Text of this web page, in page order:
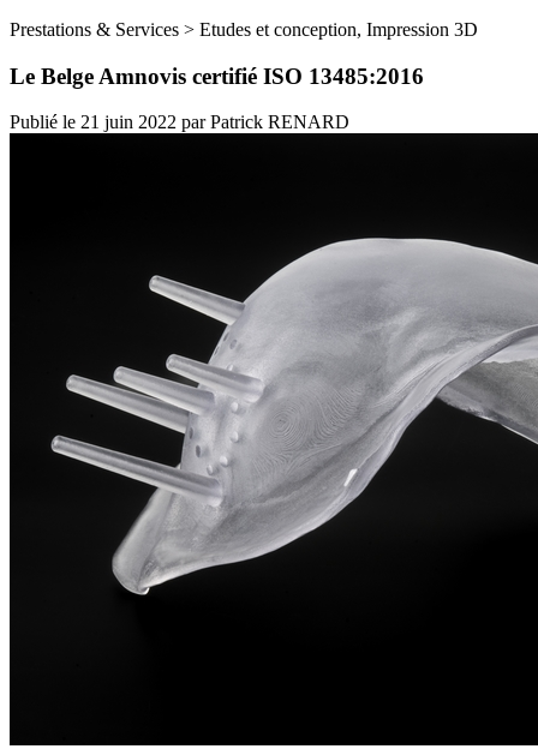
Prestations & Services > Etudes et conception, Impression 3D
Le Belge Amnovis certifié ISO 13485:2016
Publié le 21 juin 2022 parPatrick RENARD